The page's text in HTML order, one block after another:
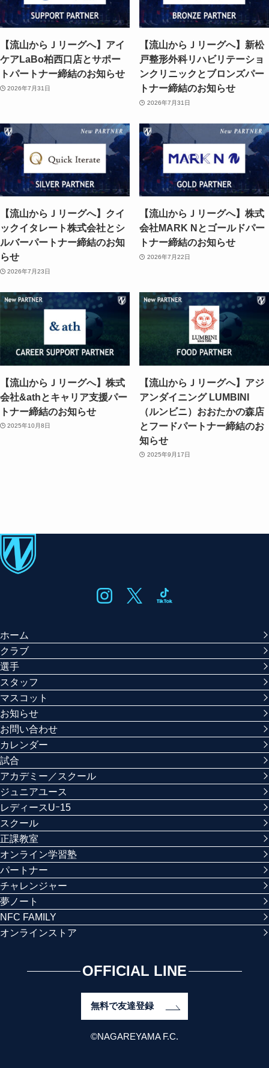
【流山からＪリーグへ】アイ
ケアLaBo柏西口店とサポー
トパートナー締結のお知らせ
2026年7月31日
【流山からＪリーグへ】新松
戸整形外科リハビリテーショ
ンクリニックとブロンズパー
トナー締結のお知らせ
2026年7月31日
【流山からＪリーグへ】クイ
ックイタレート株式会社とシ
ルバーパートナー締結のお知
らせ
2026年7月23日
【流山からＪリーグへ】株式
会社MARK Nとゴールドパー
トナー締結のお知らせ
2026年7月22日
【流山からＪリーグへ】株式
会社&athとキャリア支援パー
トナー締結のお知らせ
2025年10月8日
【流山からＪリーグへ】アジ
アンダイニング LUMBINI
（ルンビニ）おおたかの森店
とフードパートナー締結のお
知らせ
2025年9月17日
ホーム
クラブ
選手
スタッフ
マスコット
お知らせ
お問い合わせ
カレンダー
試合
アカデミー／スクール
ジュニアユース
レディースUｰ15
スクール
正課教室
オンライン学習塾
パートナー
チャレンジャー
夢ノート
NFC FAMILY
オンラインストア
OFFICIAL LINE
無料で友達登録
©NAGAREYAMA F.C.